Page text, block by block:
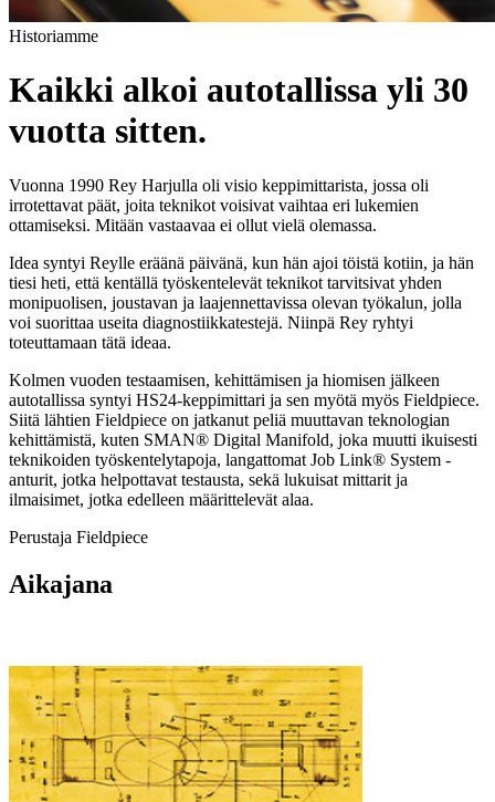
Historiamme
Kaikki alkoi autotallissa yli 30
vuotta sitten.
Vuonna 1990 Rey Harjulla oli visio keppimittarista, jossa oli
irrotettavat päät, joita teknikot voisivat vaihtaa eri lukemien
ottamiseksi. Mitään vastaavaa ei ollut vielä olemassa.
Idea syntyi Reylle eräänä päivänä, kun hän ajoi töistä kotiin, ja hän
tiesi heti, että kentällä työskentelevät teknikot tarvitsivat yhden
monipuolisen, joustavan ja laajennettavissa olevan työkalun, jolla
voi suorittaa useita diagnostiikkatestejä. Niinpä Rey ryhtyi
toteuttamaan tätä ideaa.
Kolmen vuoden testaamisen, kehittämisen ja hiomisen jälkeen
autotallissa syntyi HS24-keppimittari ja sen myötä myös Fieldpiece.
Siitä lähtien Fieldpiece on jatkanut peliä muuttavan teknologian
kehittämistä, kuten SMAN® Digital Manifold, joka muutti ikuisesti
teknikoiden työskentelytapoja, langattomat Job Link® System -
anturit, jotka helpottavat testausta, sekä lukuisat mittarit ja
ilmaisimet, jotka edelleen määrittelevät alaa.
Perustaja Fieldpiece
Aikajana